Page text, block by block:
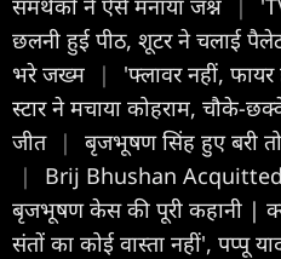
छलनी हुई पीठ, शूटर ने चलाई
भरे जख्म
|
'फ्लावर नहीं,
स्टार ने मचाया कोहराम, चौके-
जीत |
बृजभूषण सिंह हुए बरी
|
Brij Bhushan
बृजभूषण केस की पूरी कहानी |
संतों का कोई वास्ता नहीं', पप्पू